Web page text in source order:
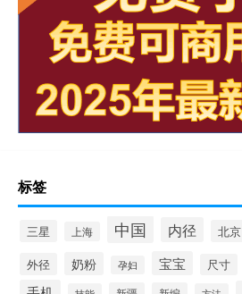
标签
三星 上海 中国 内径 北京
外径 奶粉 孕妇 宝宝 尺寸